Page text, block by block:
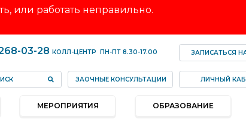
или работать неправильно.
03-28 КОЛЛ-ЦЕНТР ПН-ПТ 8.30-17.00 ЗАПИСАТЬСЯ
ЗАОЧНЫЕ КОНСУЛЬТАЦИИ ЛИЧНЫЙ
МЕРОПРИЯТИЯ ОБРАЗОВАНИЕ